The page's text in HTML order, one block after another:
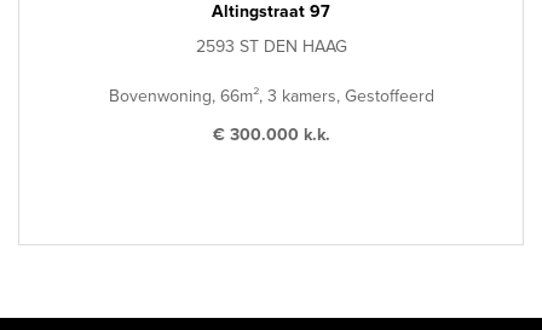
Altingstraat 97
2593 ST DEN HAAG
Bovenwoning, 66m², 3 kamers, Gestoffeerd
€ 300.000 k.k.